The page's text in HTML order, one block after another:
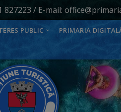
827223 / E-mail:
PUBLIC PRIMARIA